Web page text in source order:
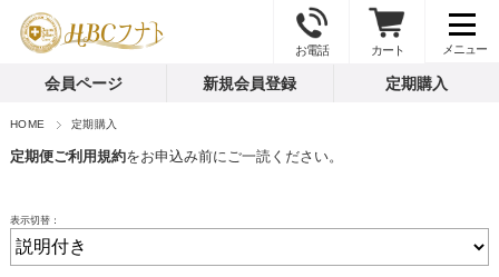
お電話 カート
会員ページ 新規会員登録 定期購入
HOME 定期購入
定期便ご利用規約をお申込み前にご一読ください。
表示切替：